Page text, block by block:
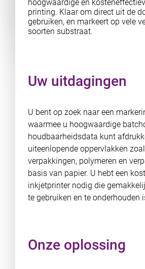
hoogwaardige en
printing. Klaar om direct uit de
gebruiken, en markeert op vele
soorten substraat.
Uw uitdagingen
U bent op zoek naar een
waarmee u hoogwaardige
houdbaarheidsdata kunt
uiteenlopende oppervlakken
verpakkingen, polymeren en
basis van papier. U hebt een
inkjetprinter nodig die
te gebruiken en te onderhouden
Onze oplossing